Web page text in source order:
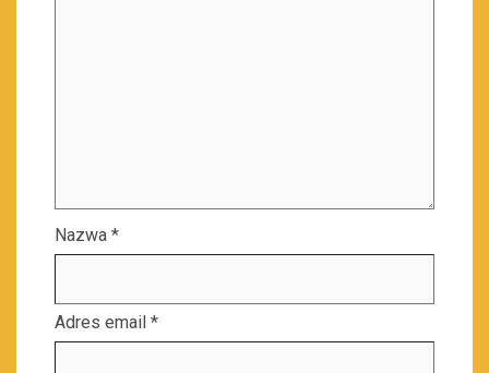
Nazwa *
Adres email *